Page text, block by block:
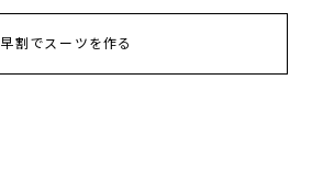
早割でスーツを作る